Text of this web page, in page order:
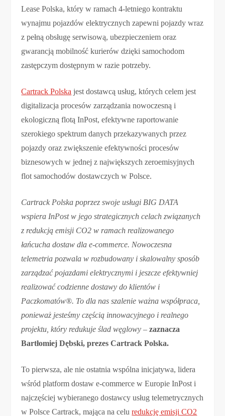
Lease Polska, który w ramach 4-letniego kontraktu
wynajmu pojazdów elektrycznych zapewni pojazdy wraz
z pełną obsługę serwisową, ubezpieczeniem oraz
gwarancją mobilność kurierów dzięki samochodom
zastępczym dostępnym w razie potrzeby.
Cartrack Polska jest dostawcą usług, których celem jest
digitalizacja procesów zarządzania nowoczesną i
ekologiczną flotą InPost, efektywne raportowanie
szerokiego spektrum danych przekazywanych przez
pojazdy oraz zwiększenie efektywności procesów
biznesowych w jednej z największych zeroemisyjnych
flot samochodów dostawczych w Polsce.
Cartrack Polska poprzez swoje usługi BIG DATA
wspiera InPost w jego strategicznych celach związanych
z redukcją emisji CO2 w ramach realizowanego
łańcucha dostaw dla e-commerce. Nowoczesna
telemetria pozwala w rozbudowany i skalowalny sposób
zarządzać pojazdami elektrycznymi i jeszcze efektywniej
realizować codzienne dostawy do klientów i
Paczkomatów®. To dla nas szalenie ważna współpraca,
ponieważ jesteśmy częścią innowacyjnego i realnego
projektu, który redukuje ślad węglowy –zaznacza
Bartłomiej Dębski, prezes Cartrack Polska.
To pierwsza, ale nie ostatnia wspólna inicjatywa, lidera
wśród platform dostaw e-commerce w Europie InPost i
najczęściej wybieranego dostawcy usług telemetrycznych
w Polsce Cartrack, mająca na celuredukcję emisji CO2